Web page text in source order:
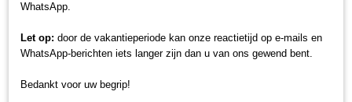
WhatsApp.
Let op: door de vakantieperiode kan onze reactietijd op e-mails en
WhatsApp-berichten iets langer zijn dan u van ons gewend bent.
Bedankt voor uw begrip!